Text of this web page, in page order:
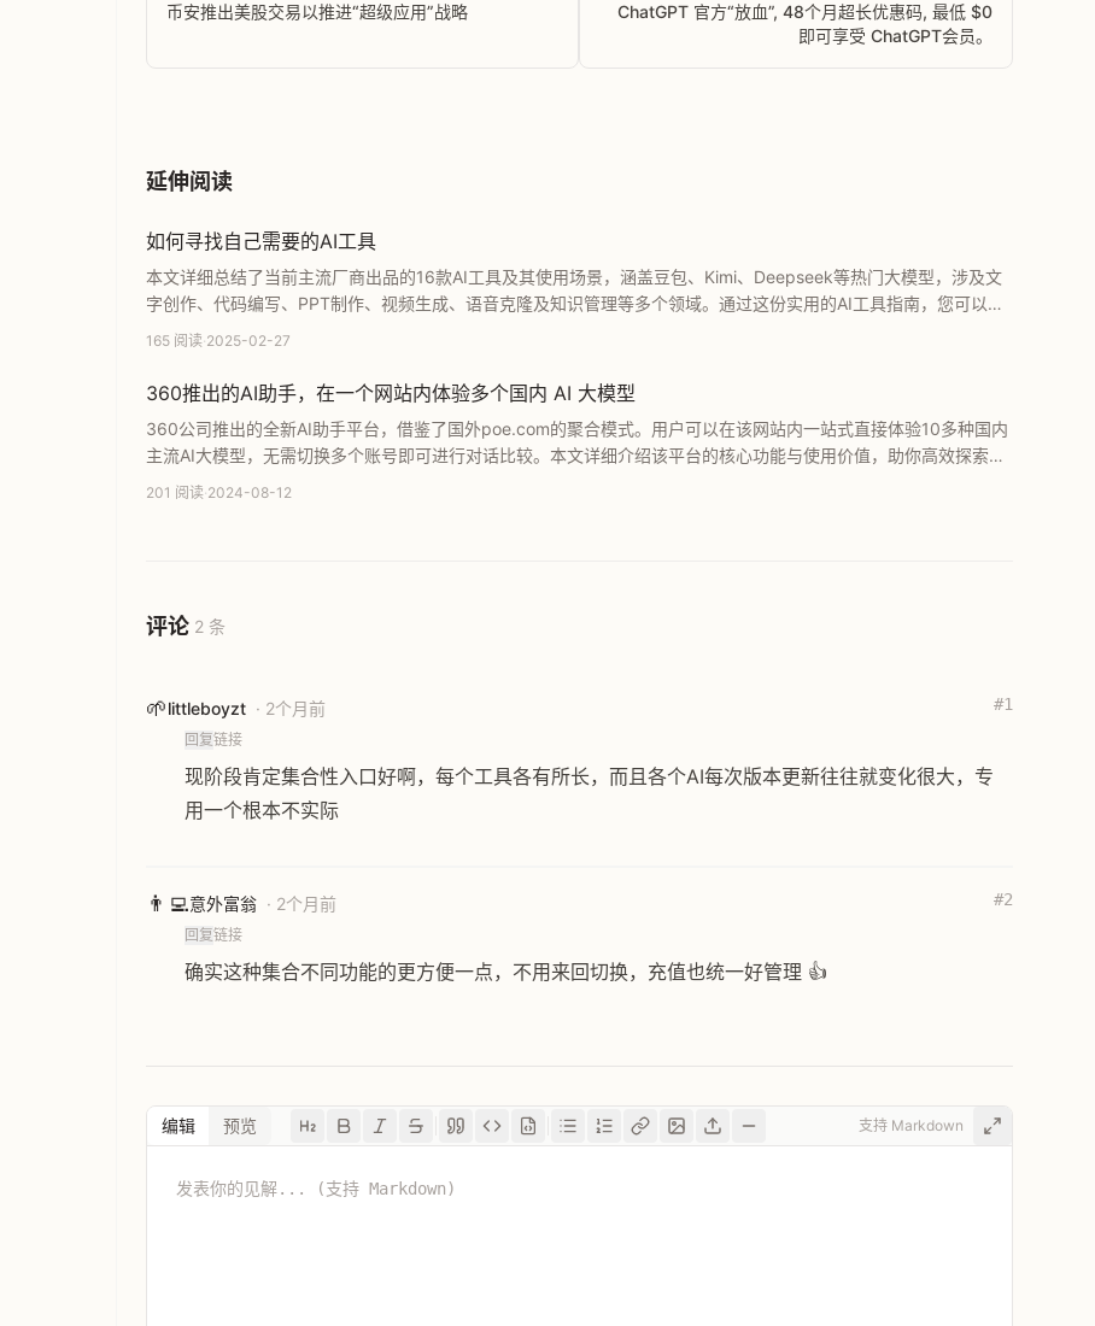
币安推出美股交易以推进“超级应用”战略
ChatGPT 官方“放血”, 48个月超长优惠码, 最低 $0
即可享受 ChatGPT会员。
延伸阅读
如何寻找自己需要的AI工具
本文详细总结了当前主流厂商出品的16款AI工具及其使用场景，涵盖豆包、Kimi、Deepseek等热门大模型，涉及文
字创作、代码编写、PPT制作、视频生成、语音克隆及知识管理等多个领域。通过这份实用的AI工具指南，您可以快
速根据需求找到最适合的智能办公神器，全面提升工作与学习效率。
165 阅读·2025-02-27
360推出的AI助手，在一个网站内体验多个国内 AI 大模型
360公司推出的全新AI助手平台，借鉴了国外poe.com的聚合模式。用户可以在该网站内一站式直接体验10多种国内
主流AI大模型，无需切换多个账号即可进行对话比较。本文详细介绍该平台的核心功能与使用价值，助你高效探索国
产人工智能的无限可能。
201 阅读·2024-08-12
评论 2 条
🌱littleboyzt · 2个月前 #1
回复链接
现阶段肯定集合性入口好啊，每个工具各有所长，而且各个AI每次版本更新往往就变化很大，专
用一个根本不实际
👨‍💻意外富翁 · 2个月前 #2
回复链接
确实这种集合不同功能的更方便一点，不用来回切换，充值也统一好管理 👍
编辑 预览 支持 Markdown